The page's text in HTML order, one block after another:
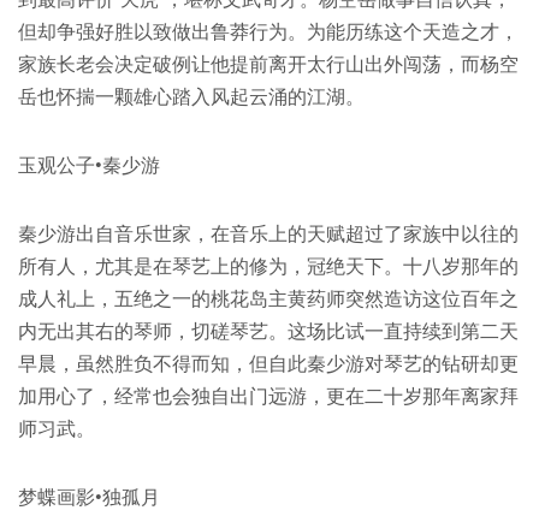
但却争强好胜以致做出鲁莽行为。为能历练这个天造之才，
家族长老会决定破例让他提前离开太行山出外闯荡，而杨空
岳也怀揣一颗雄心踏入风起云涌的江湖。
玉观公子•秦少游
秦少游出自音乐世家，在音乐上的天赋超过了家族中以往的
所有人，尤其是在琴艺上的修为，冠绝天下。十八岁那年的
成人礼上，五绝之一的桃花岛主黄药师突然造访这位百年之
内无出其右的琴师，切磋琴艺。这场比试一直持续到第二天
早晨，虽然胜负不得而知，但自此秦少游对琴艺的钻研却更
加用心了，经常也会独自出门远游，更在二十岁那年离家拜
师习武。
梦蝶画影•独孤月